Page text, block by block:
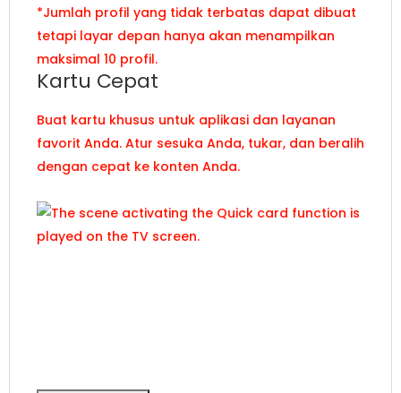
*Jumlah profil yang tidak terbatas dapat dibuat
tetapi layar depan hanya akan menampilkan
maksimal 10 profil.
Kartu Cepat
Buat kartu khusus untuk aplikasi dan layanan
favorit Anda. Atur sesuka Anda, tukar, dan beralih
dengan cepat ke konten Anda.